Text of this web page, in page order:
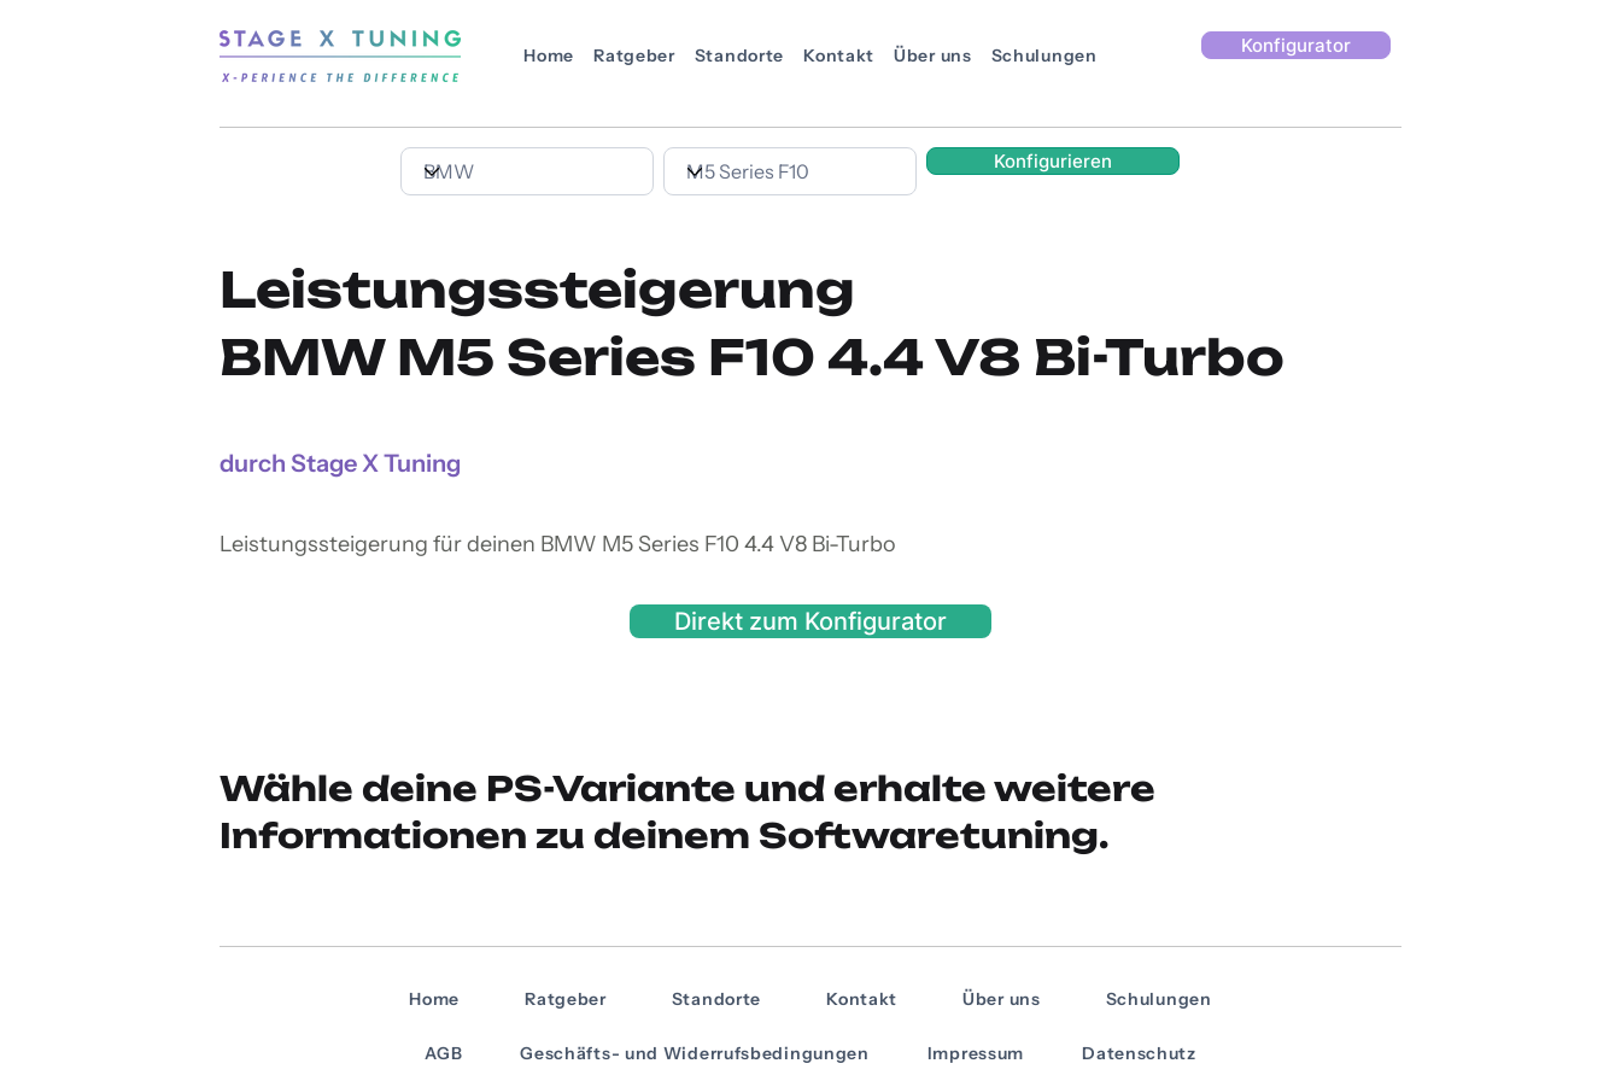
Home Ratgeber Standorte Kontakt Über uns Schulungen Konfigurator
Konfigurieren
Leistungssteigerung
BMW M5 Series F10 4.4 V8 Bi-Turbo
durch Stage X Tuning
Leistungssteigerung für deinen BMW M5 Series F10 4.4 V8 Bi-Turbo
Direkt zum Konfigurator
Wähle deine PS-Variante und erhalte weitere
Informationen zu deinem Softwaretuning.
Home Ratgeber Standorte Kontakt Über uns Schulungen
AGB Geschäfts- und Widerrufsbedingungen Impressum Datenschutz